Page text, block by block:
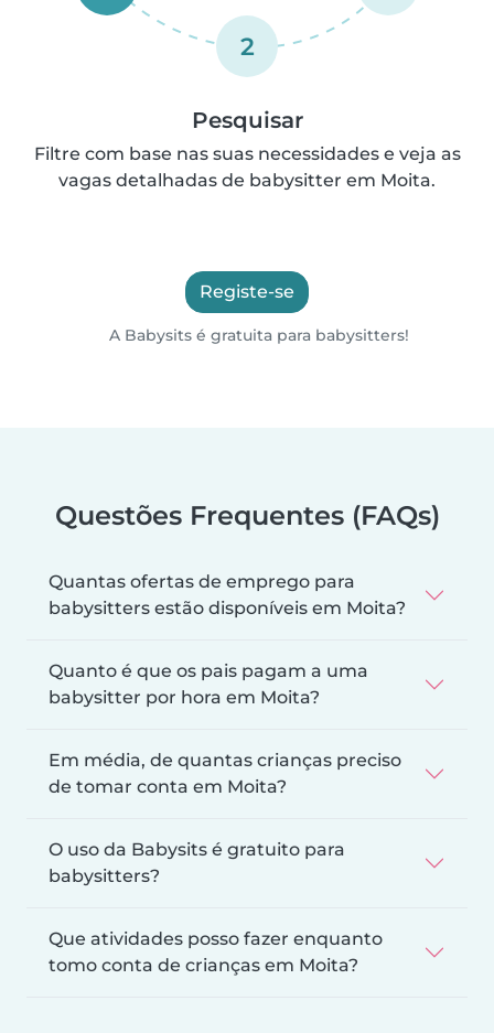
2
Pesquisar
Filtre com base nas suas necessidades e veja as
vagas detalhadas de babysitter em Moita.
Registe-se
A Babysits é gratuita para babysitters!
Questões Frequentes (FAQs)
Quantas ofertas de emprego para
babysitters estão disponíveis em Moita?
Quanto é que os pais pagam a uma
babysitter por hora em Moita?
Em média, de quantas crianças preciso
de tomar conta em Moita?
O uso da Babysits é gratuito para
babysitters?
Que atividades posso fazer enquanto
tomo conta de crianças em Moita?